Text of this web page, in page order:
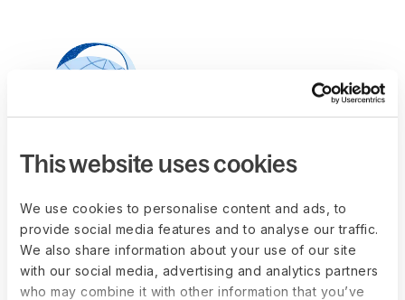
This website uses cookies
We use cookies to personalise content and ads, to
provide social media features and to analyse our traffic.
We also share information about your use of our site
with our social media, advertising and analytics partners
who may combine it with other information that you’ve
4 지원
사내 및 채널 지원을 연
중무휴로 제공
전용 고객 성공 매니저를 포함해 다양한 채널
로 소통할 수 있도록 지원합니다. Papaya